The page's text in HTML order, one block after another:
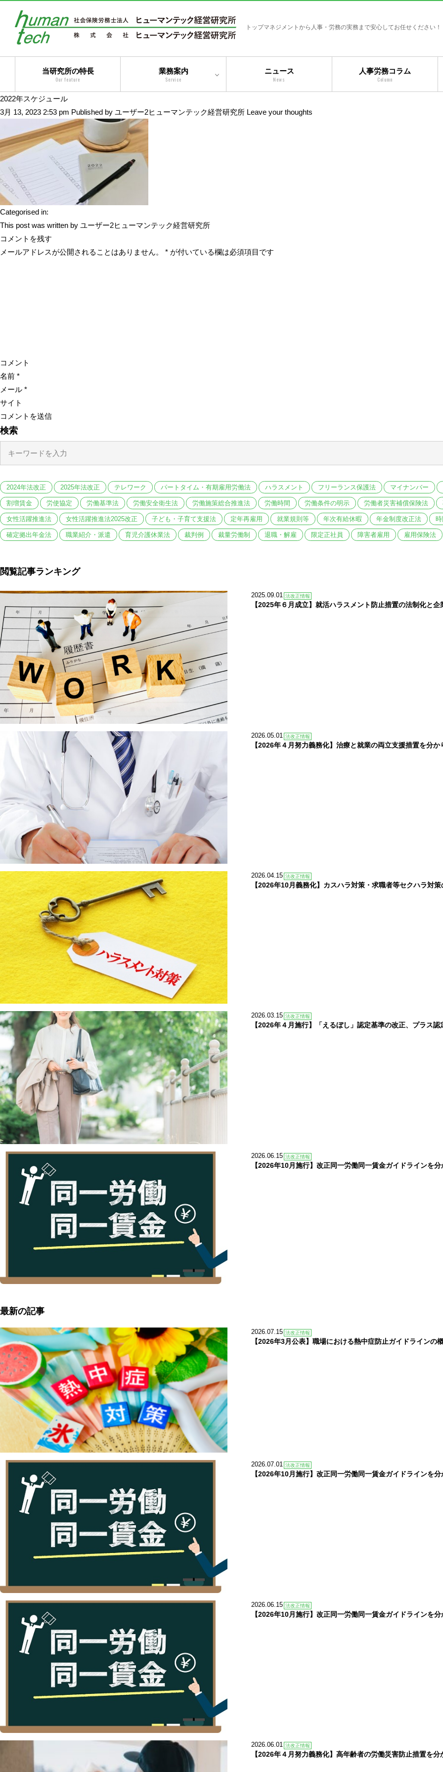
トップマネジメントから人事・労務の実務まで安心してお任せください！
当研究所の特長
Our feature
業務案内
Service
二法人体制によるトータ
ルサービス
ニュース
News
人事労務コラム
Column
2022年スケジュール
3月 13, 2023 2:53 pm Published by ユーザー2ヒューマンテック経営研究所 Leave your thoughts
Categorised in:
This post was written by ユーザー2ヒューマンテック経営研究所
コメントを残す
メールアドレスが公開されることはありません。
* が付いている欄は必須項目です
コメント
名前 *
メール *
サイト
検索
2024年法改正 2025年法改正 テレワーク パートタイム・有期雇用労働法 ハラスメント フリーランス保護法 マイナンバー
割増賃金 労使協定 労働基準法 労働安全衛生法 労働施策総合推進法 労働時間 労働条件の明示 労働者災害補償保険法
女性活躍推進法 女性活躍推進法2025改正 子ども・子育て支援法 定年再雇用 就業規則等 年次有給休暇 年金制度改正法
確定拠出年金法 職業紹介・派遣 育児介護休業法 裁判例 裁量労働制 退職・解雇 限定正社員 障害者雇用 雇用保険法
閲覧記事ランキング
2025.09.01 法改正情報
【2025年６月成立】就活ハラスメント防止措置の法制化と企
2026.05.01 法改正情報
【2026年４月努力義務化】治療と就業の両立支援措置を分か
2026.04.15 法改正情報
【2026年10月義務化】カスハラ対策・求職者等セクハラ対
2026.03.15 法改正情報
【2026年４月施行】「えるぼし」認定基準の改正、プラ
2026.06.15 法改正情報
【2026年10月施行】改正同一労働同一賃金ガイドラインを分
最新の記事
2026.07.15 法改正情報
【2026年3月公表】職場における熱中症防止ガイドラインの
2026.07.01 法改正情報
【2026年10月施行】改正同一労働同一賃金ガイドラインを分
2026.06.15 法改正情報
【2026年10月施行】改正同一労働同一賃金ガイドラインを分
2026.06.01 法改正情報
【2026年４月努力義務化】高年齢者の労働災害防止措置を分